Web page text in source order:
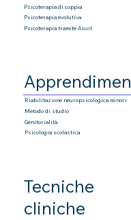
Psicoterapia di coppia
Psicoterapia evolutiva
Psicoterapia tramite Asuit
Riabilitazione neuropsicologica minori
Metodo di studio
Genitorialità
Psicologia scolastica
Tecniche
cliniche